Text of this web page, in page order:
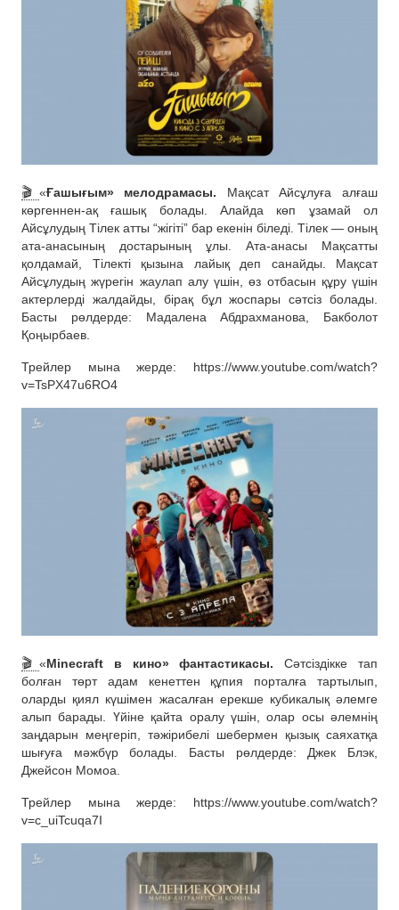
🎬 «Ғашығым» мелодрамасы. Мақсат Айсұлуға алғаш
көргеннен-ақ ғашық болады. Алайда көп ұзамай ол
Айсұлудың Тілек атты “жігіті” бар екенін біледі. Тілек — оның
ата-анасының достарының ұлы. Ата-анасы Мақсатты
қолдамай, Тілекті қызына лайық деп санайды. Мақсат
Айсұлудың жүрегін жаулап алу үшін, өз отбасын құру үшін
актерлерді жалдайды, бірақ бұл жоспары сәтсіз болады.
Басты рөлдерде: Мадалена Абдрахманова, Бакболот
Қоңырбаев.
Трейлер мына жерде: https://www.youtube.com/watch?
v=TsPX47u6RO4
🎬 «Minecraft в кино» фантастикасы. Сәтсіздікке тап
болған төрт адам кенеттен құпия порталға тартылып,
оларды қиял күшімен жасалған ерекше кубикалық әлемге
алып барады. Үйіне қайта оралу үшін, олар осы әлемнің
заңдарын меңгеріп, тәжірибелі шебермен қызық саяхатқа
шығуға мәжбүр болады. Басты рөлдерде: Джек Блэк,
Джейсон Момоа.
Трейлер мына жерде: https://www.youtube.com/watch?
v=c_uiTcuqa7I